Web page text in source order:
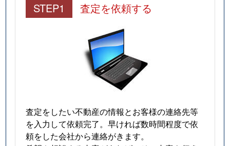
STEP1 査定を依頼する
査定をしたい不動産の情報とお客様の連絡先等
を入力して依頼完了。早ければ数時間程度で依
頼をした会社から連絡がきます。